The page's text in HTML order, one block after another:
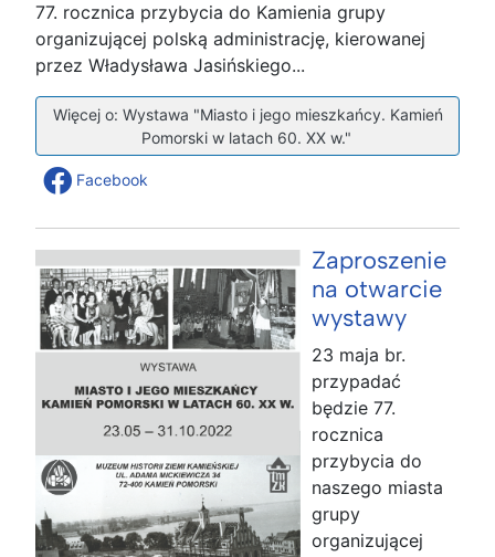
77. rocznica przybycia do Kamienia grupy
organizującej polską administrację, kierowanej
przez Władysława Jasińskiego...
Więcej o: Wystawa "Miasto i jego mieszkańcy. Kamień
Pomorski w latach 60. XX w."
Facebook
Zaproszenie
na otwarcie
wystawy
23 maja br.
przypadać
będzie 77.
rocznica
przybycia do
naszego miasta
grupy
organizującej